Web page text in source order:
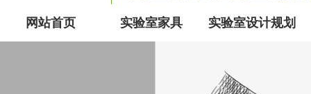
网站首页 实验室家具 实验室设计规划